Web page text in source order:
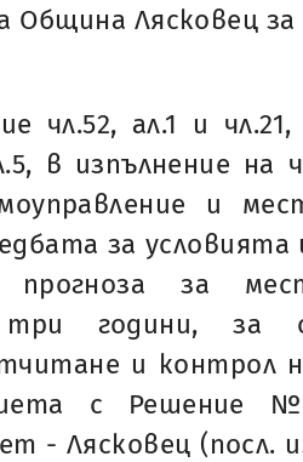
Лясковец за
чл.52, ал.1 и
в изпълнение на
и
за условията
прогноза за
години, за
и
с Решение №
- Лясковец (посл.